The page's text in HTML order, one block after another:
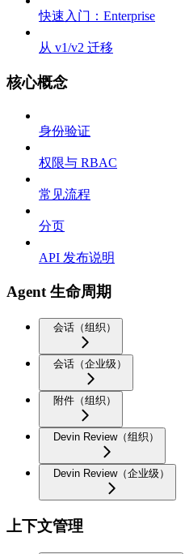
快速入门：Enterprise
从 v1/v2 迁移
核心概念
身份验证
权限与 RBAC
常见流程
分页
API 发布说明
Agent 生命周期
会话（组织）
会话（企业级）
附件（组织）
Devin Review（组织）
Devin Review（企业级）
上下文管理